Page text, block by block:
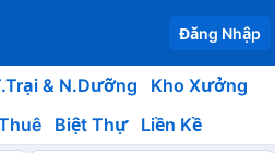
Đăng Nhập
& N.Dưỡng
Kho Xưởng
Biệt Thự Liền Kề